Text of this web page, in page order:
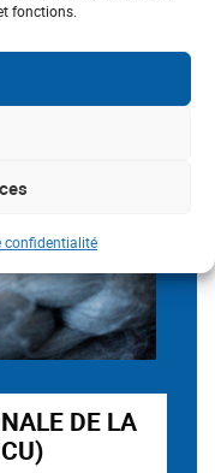
fonctions.
confidentialité
DE LA